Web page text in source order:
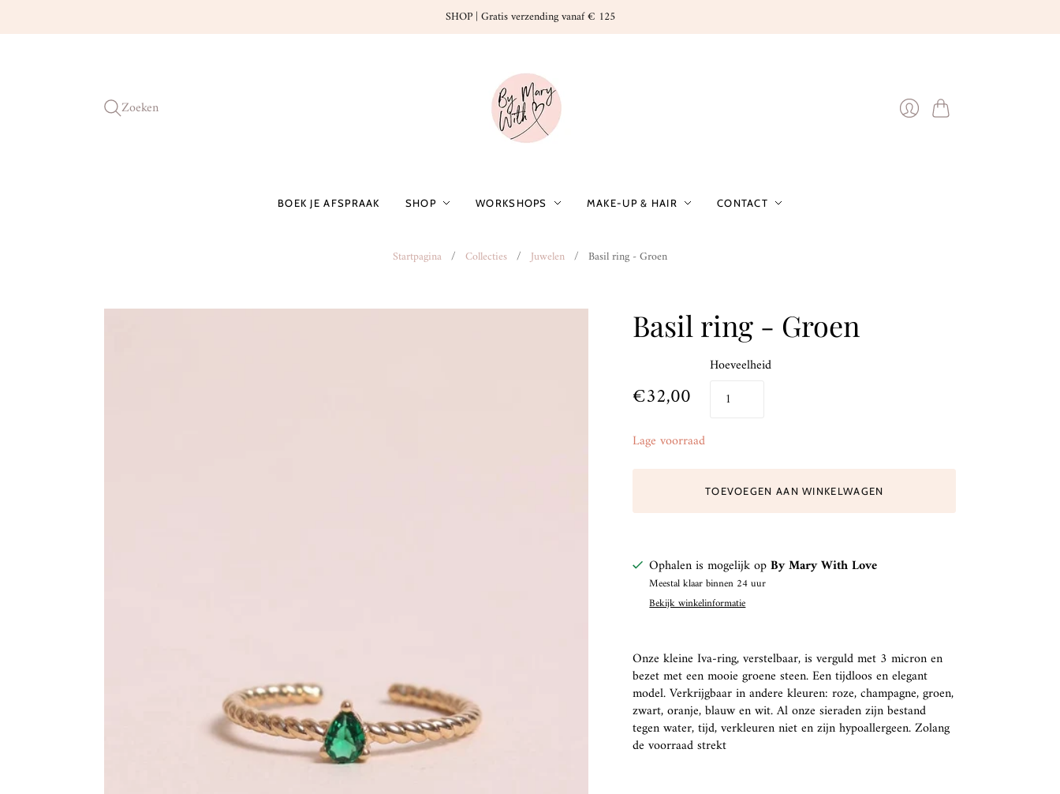
SHOP | Gratis verzending vanaf € 125
Zoeken
Winkelwagen
BOEK JE AFSPRAAK SHOP WORKSHOPS MAKE-UP & HAIR CONTACT
Startpagina / Collecties / Juwelen / Basil ring - Groen
Basil ring - Groen
€32,00
Hoeveelheid
Lage voorraad
TOEVOEGEN AAN WINKELWAGEN
Ophalen is mogelijk opBy Mary With Love
Meestal klaar binnen 24 uur
Bekijk winkelinformatie
Onze kleine Iva-ring, verstelbaar, is verguld met 3 micron en
bezet met een mooie groene steen. Een tijdloos en elegant
model. Verkrijgbaar in andere kleuren: roze, champagne, groen,
zwart, oranje, blauw en wit. Al onze sieraden zijn bestand
tegen water, tijd, verkleuren niet en zijn hypoallergeen. Zolang
de voorraad strekt